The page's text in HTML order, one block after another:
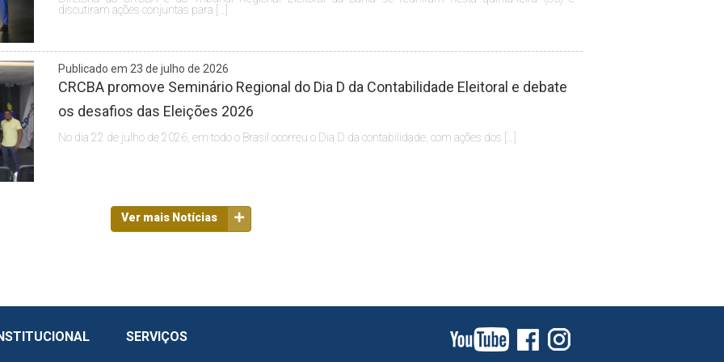
discutiram ações conjuntas para […]
Publicado em 23 de julho de 2026
CRCBA promove Seminário Regional do Dia D da Contabilidade Eleitoral e debate
os desafios das Eleições 2026
No dia 22 de julho de 2026, em todo o Brasil ocorreu o Dia D da contabilidade, com ações dos […]
Ver mais Notícias
SERVIÇOS